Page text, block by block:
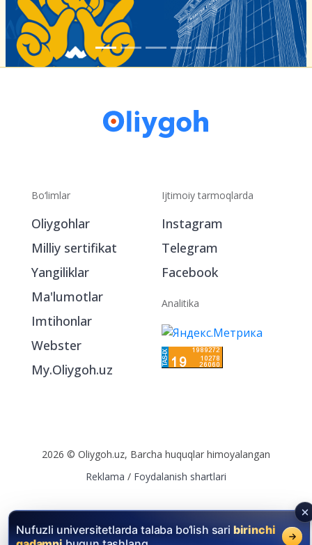
Bo‘limlar
Oliygohlar
Milliy sertifikat
Yangiliklar
Ma'lumotlar
Imtihonlar
Webster
My.Oliygoh.uz
Ijtimoiy tarmoqlarda
Instagram
Telegram
Facebook
Analitika
2026 © Oliygoh.uz, Barcha huquqlar himoyalangan
Reklama / Foydalanish shartlari
Nufuzli universitetlarda talaba bo‘lish sari birinchi